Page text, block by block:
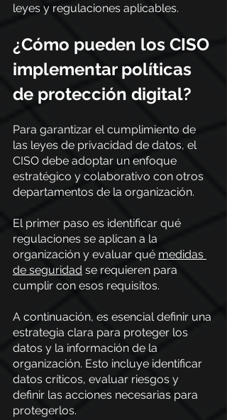
leyes y regulaciones aplicables.
¿Cómo pueden los CISO
implementar políticas
de protección digital?
Para garantizar el cumplimiento de
las leyes de privacidad de datos, el
CISO debe adoptar un enfoque
estratégico y colaborativo con otros
departamentos de la organización.
El primer paso es identificar qué
regulaciones se aplican a la
organización y evaluar qué medidas
de seguridad se requieren para
cumplir con esos requisitos.
A continuación, es esencial definir una
estrategia clara para proteger los
datos y la información de la
organización. Esto incluye identificar
datos críticos, evaluar riesgos y
definir las acciones necesarias para
protegerlos.